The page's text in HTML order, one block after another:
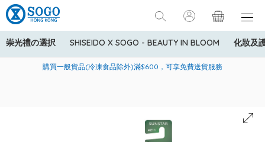
崇光禮の選択 SHISEIDO X SOGO - BEAUTY IN BLOOM 化妝及
美國運通Explorer®信用卡會員購物禮遇：高達5%簽賬回贈！
購買一般貨品(冷凍食品除外)滿$600，可享免費送貨服務
寄送中國內地服務只適用於指定商品，若訂單金額少於HK$600(折